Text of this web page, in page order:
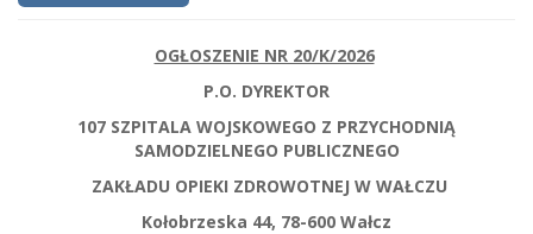
OGŁOSZENIE NR 20/K/2026
P.O. DYREKTOR
107 SZPITALA WOJSKOWEGO Z PRZYCHODNIĄ
SAMODZIELNEGO PUBLICZNEGO
ZAKŁADU OPIEKI ZDROWOTNEJ W WAŁCZU
Kołobrzeska 44, 78-600 Wałcz